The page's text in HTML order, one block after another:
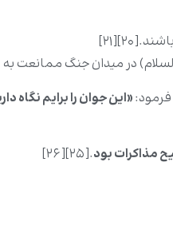
در میدان جنگ ممانعت به عمل
«این جوان را برایم نگاه
مذاکرات بود.[۲۵][۲۶]